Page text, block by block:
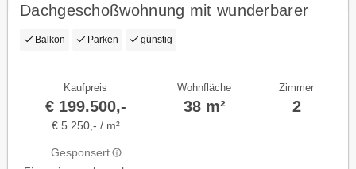
Dachgeschoßwohnung mit wunderbarer
Fernsicht
Balkon Parken günstig
Kaufpreis
€ 199.500,-
€ 5.250,- / m²
Gesponsert
Wohnfläche
38 m²
Zimmer
2